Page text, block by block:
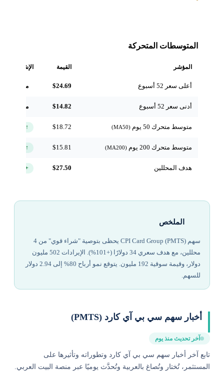
المتوسطات المتحركة
المؤشر القيمة الإشارة
أعلى سعر 52 أسبوع $24.69 مرجعي
أدنى سعر 52 أسبوع $14.82 مرجعي
متوسط متحرك 50 يوم $18.72 ↑ فوق
متوسط متحرك 200 يوم $15.81 ↑ فوق
هدف المحللين $27.50
+12.6%
الملخص
سهم CPI Card Group (PMTS) يحظى بتوصية "شراء قوي" من 4
محللين، مع هدف سعري 34 دولارًا (+101%). الإيرادات 502 مليون
دولار، وقيمة سوقية 192 مليون. يتوقع نمو أرباح 80% إلى 2.94 دولار
للسهم.
أخبار سهم سي بي آي كارد (PMTS)
آخر تحديث منذ يوم
تابع آخر أخبار سهم سي بي آي كارد وتطوراته وتأثيرها على
المستثمر، تُختار وتُصاغ بالعربية وتُحدَّث يوميًا عبر منصة البيت العربي.